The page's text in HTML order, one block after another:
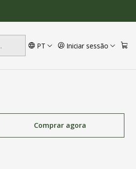
PT Iniciar sessão
Comprar agora